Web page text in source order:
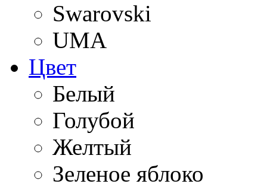
Swarovski
UMA
Цвет
Белый
Голубой
Желтый
Зеленое яблоко